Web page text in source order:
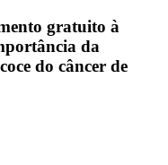
gratuito à
da
do câncer de